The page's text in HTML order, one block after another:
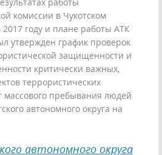
комиссии в Чукотском
году и плане работы АТК
утвержден график проверок
защищенности и
критически важных,
террористических
массового пребывания людей
автономного округа на
автономного округа